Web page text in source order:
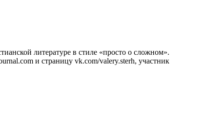
литературе в стиле «просто о сложном».
и страницу vk.com/valery.sterh, участник